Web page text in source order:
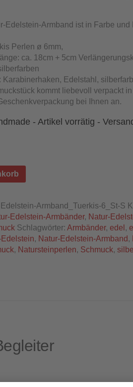
Edelstein-Armband ist in Farbe und
Perlen ø 6mm,
ca. 18cm + 5cm
Karabinerhaken, Edelstahl,
kommt liebevoll verpackt
bei Ihnen an.
- Artikel vorrätig -
Edelstein-Armband_Tuerkis-6_St-S
Edelstein-Armbänder, Natur-
Schlagwörter: Armbänder, edel ,
Edelstein, Natur-Edelstein-Armband,
, Natursteinperlen, Schmuck,